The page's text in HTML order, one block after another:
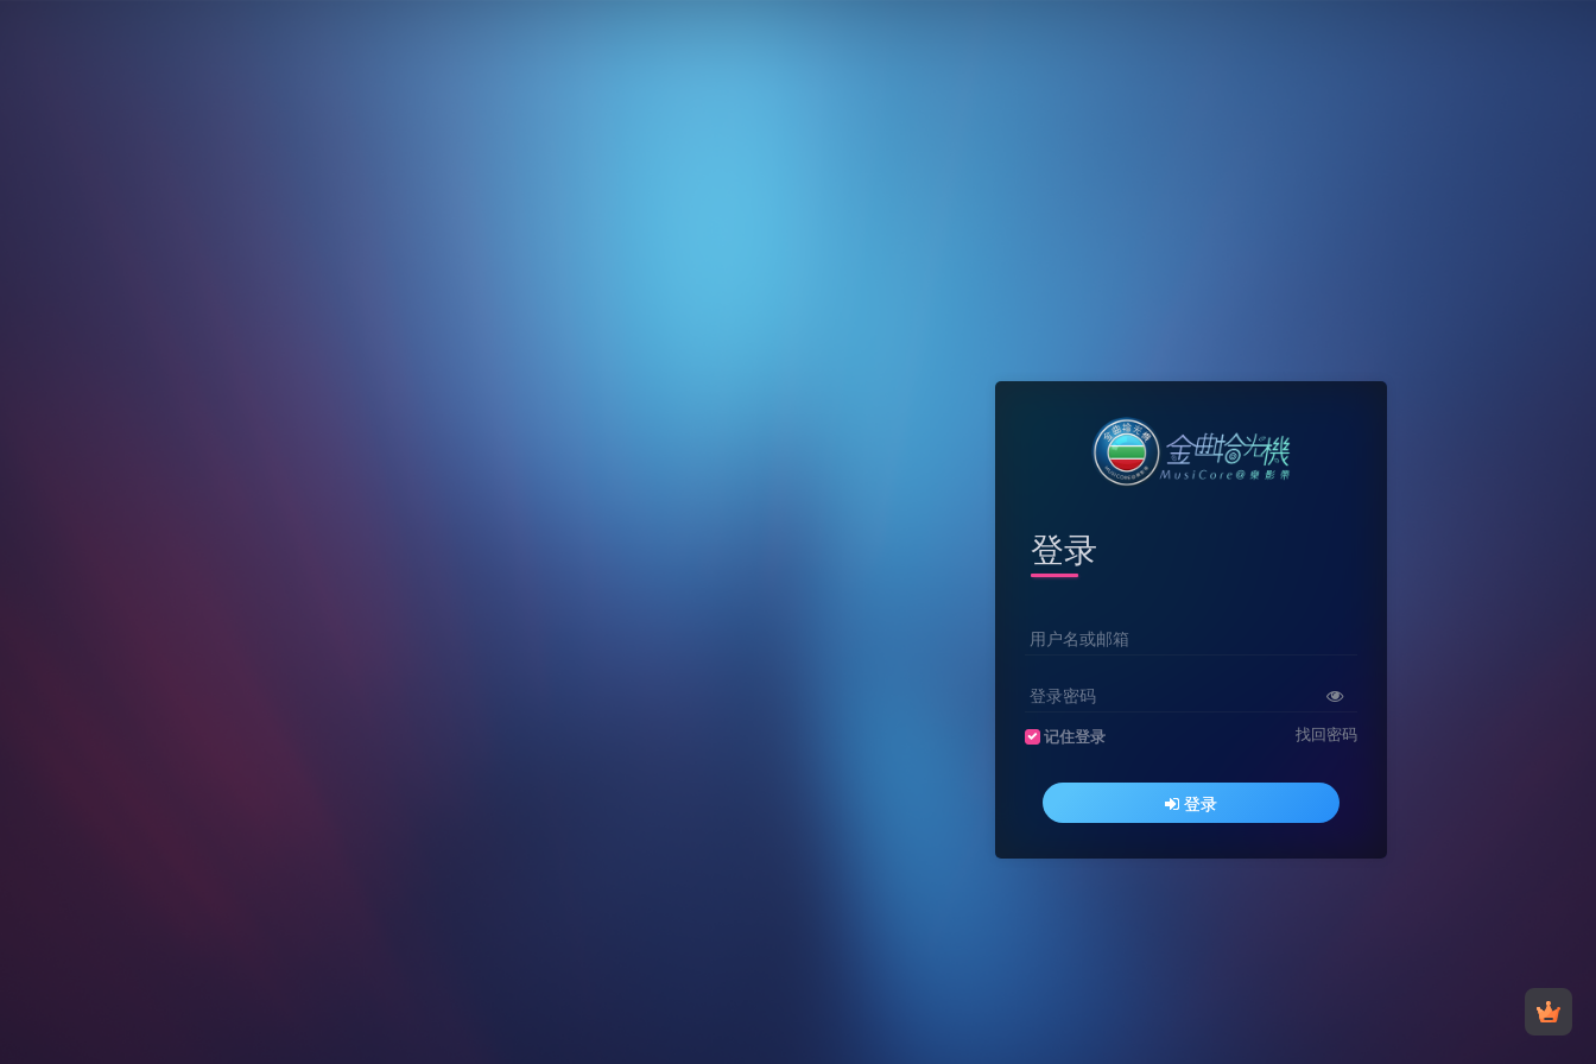
登录
用户名或邮箱
登录密码
记住登录 找回密码
登录